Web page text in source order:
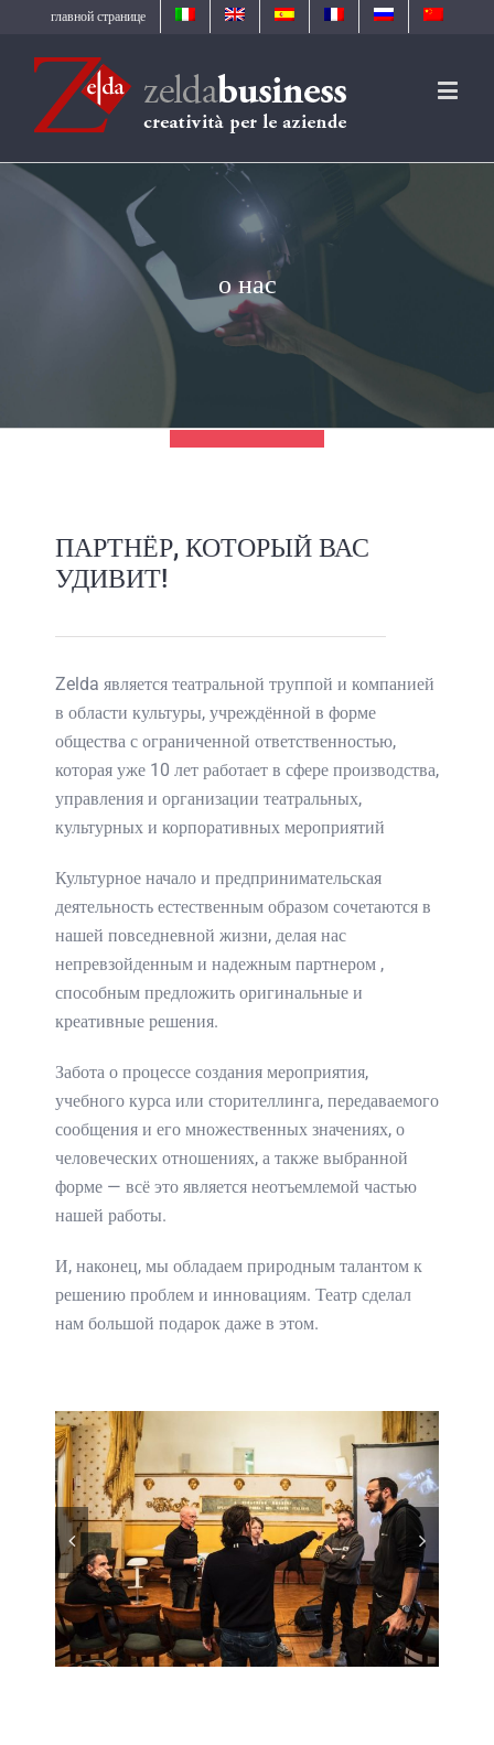
главной странице
о нас
ПАРТНЁР, КОТОРЫЙ ВАС
УДИВИТ!
Zelda является театральной труппой и компанией
в области культуры, учреждённой в форме
общества с ограниченной ответственностью,
которая уже 10 лет работает в сфере производства,
управления и организации театральных,
культурных и корпоративных мероприятий
Культурное начало и предпринимательская
деятельность естественным образом сочетаются в
нашей повседневной жизни, делая нас
непревзойденным и надежным партнером ,
способным предложить оригинальные и
креативные решения.
Забота о процессе создания мероприятия,
учебного курса или сторителлинга, передаваемого
сообщения и его множественных значениях, о
человеческих отношениях, а также выбранной
форме — всё это является неотъемлемой частью
нашей работы.
И, наконец, мы обладаем природным талантом к
решению проблем и инновациям. Театр сделал
нам большой подарок даже в этом.